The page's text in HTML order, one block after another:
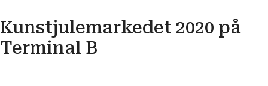
Kunstjulemarkedet 2020 på
Terminal B